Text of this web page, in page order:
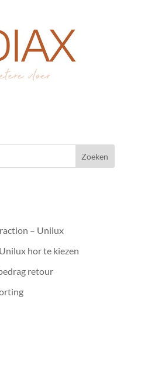
– Unilux
hor te kiezen
retour